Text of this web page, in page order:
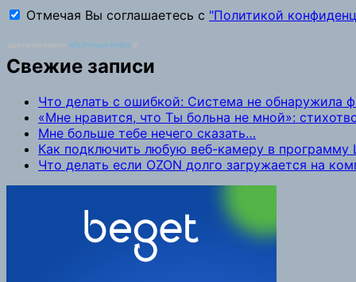
Отмечая Вы соглашаетесь с "Политикой
ATs Privacy Policy
Свежие записи
Что делать с ошибкой: Система не обнаружила
«Мне нравится, что Ты больна не мной»:
Мне больше тебе нечего сказать…
Как подключить любую веб-камеру в программу
Что делать если OZON долго загружается на